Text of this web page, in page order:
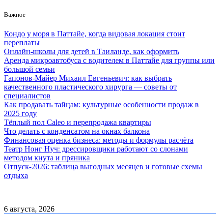
Skip
content
Важное
Кондо у моря в Паттайе, когда видовая локация стоит
переплаты
Онлайн-школы для детей в Таиланде, как оформить
Аренда микроавтобуса с водителем в Паттайе для группы или
большой семьи
Гапонов-Майер Михаил Евгеньевич: как выбрать
качественного пластического хирурга — советы от
специалистов
Как продавать тайцам: культурные особенности продаж в
2025 году
Тёплый пол Caleo и перепродажа квартиры
Что делать с конденсатом на окнах балкона
Финансовая оценка бизнеса: методы и формулы расчёта
Театр Нонг Нуч: дрессировщики работают со слонами
методом кнута и пряника
Отпуск-2026: таблица выгодных месяцев и готовые схемы
отдыха
6 августа, 2026